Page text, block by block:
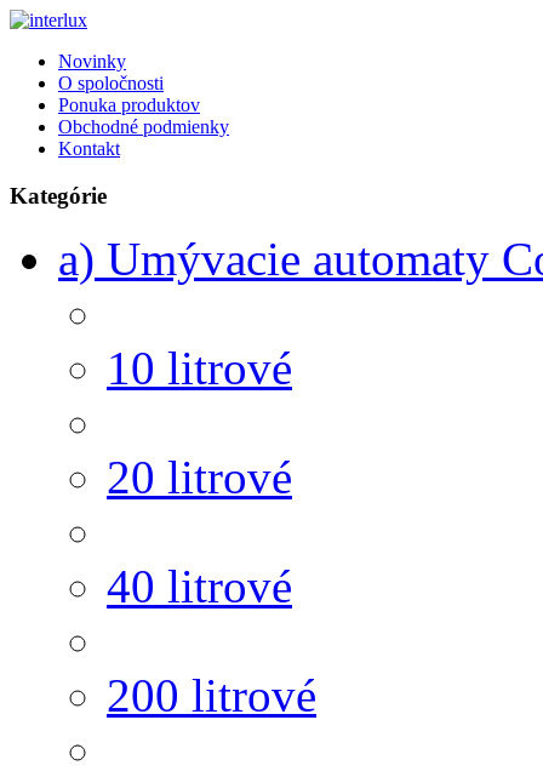
Novinky
O spoločnosti
Ponuka produktov
Obchodné podmienky
Kontakt
Kategórie
a) Umývacie automaty
10 litrové
20 litrové
40 litrové
200 litrové